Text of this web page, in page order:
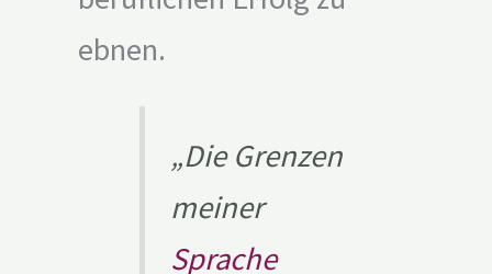
ebnen.
„Die Grenzen
meiner
Sprache